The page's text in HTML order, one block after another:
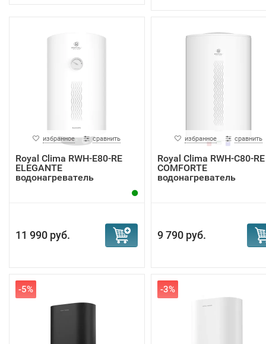
избранное сравнить
Royal Clima RWH-E80-RE
ELEGANTE
водонагреватель
11 990 руб.
избранное сравнить
Royal Clima RWH-С80-RE
COMFORTE
водонагреватель
9 790 руб.
-5% -3%